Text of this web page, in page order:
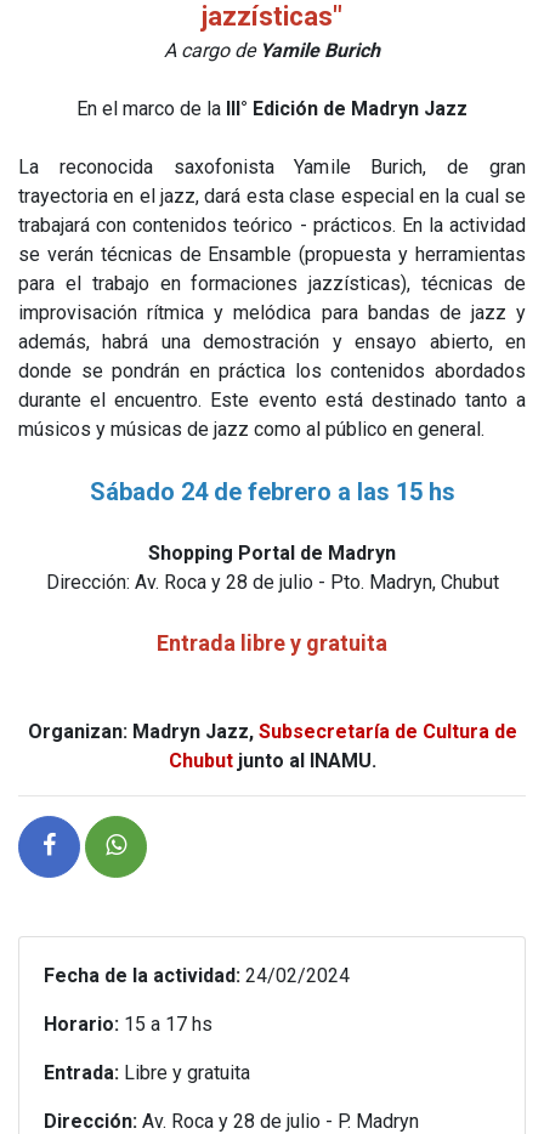
jazzísticas"
A cargo deYamile Burich
En el marco de la III° Edición de Madryn Jazz
La reconocida saxofonista Yamile Burich, de gran
trayectoria en el jazz, dará esta clase especial en la cual se
trabajará con contenidos teórico - prácticos. En la actividad
se verán técnicas de Ensamble (propuesta y herramientas
para el trabajo en formaciones jazzísticas), técnicas de
improvisación rítmica y melódica para bandas de jazz y
además, habrá una demostración y ensayo abierto, en
donde se pondrán en práctica los contenidos abordados
durante el encuentro. Este evento está destinado tanto a
músicos y músicas de jazz como al público en general.
Sábado 24 de febrero a las 15 hs
Shopping Portal de Madryn
Dirección: Av. Roca y 28 de julio - Pto. Madryn, Chubut
Entrada libre y gratuita
Organizan: Madryn Jazz, Subsecretaría de Cultura de
Chubutjunto al INAMU.
Fecha de la actividad: 24/02/2024
Horario: 15 a 17 hs
Entrada: Libre y gratuita
Dirección: Av. Roca y 28 de julio - P. Madryn